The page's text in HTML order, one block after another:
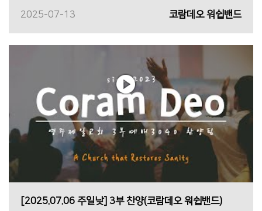
2025-07-13
코람데오 워쉽밴드
[2025.07.06 주일낮] 3부 찬양(코람데오 워쉽밴드)